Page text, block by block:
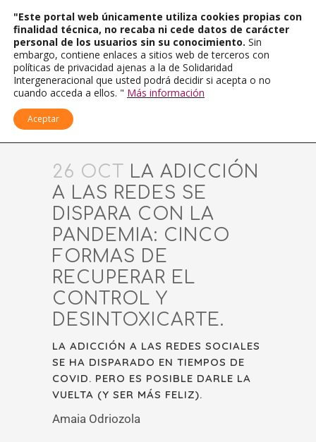
26 OCT
LA ADICCIÓN
A LAS REDES SE
DISPARA CON LA
PANDEMIA: CINCO
FORMAS DE
RECUPERAR EL
CONTROL Y
DESINTOXICARTE.
LA ADICCIÓN A LAS REDES SOCIALES
SE HA DISPARADO EN TIEMPOS DE
COVID. PERO ES POSIBLE DARLE LA
VUELTA (Y SER MÁS FELIZ).
Amaia Odriozola
"Este portal web únicamente utiliza cookies propias con
finalidad técnica, no recaba ni cede datos de carácter
personal de los usuarios sin su conocimiento. Sin
embargo, contiene enlaces a sitios web de terceros con
políticas de privacidad ajenas a la de Solidaridad
Intergeneracional que usted podrá decidir si acepta o no
cuando acceda a ellos. " Más información
Aceptar